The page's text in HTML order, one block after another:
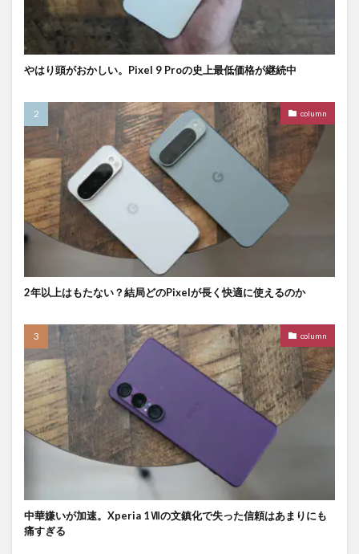
やはり頭がおかしい。Pixel 9 Proの史上最低価格が継続中
column
2年以上はもたない？結局どのPixelが長く快適に使えるのか
column
中華嫌いが加速。Xperia 1Ⅶの文鎮化で失った信頼はあまりにも
痛すぎる